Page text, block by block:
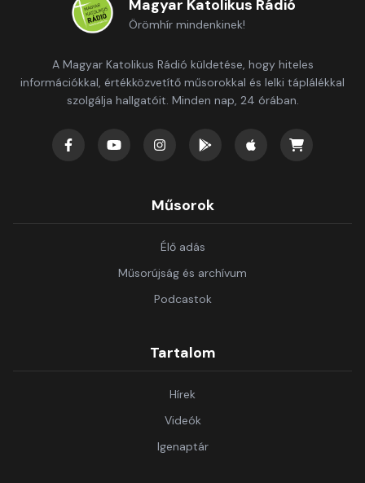
Magyar Katolikus Rádió
Örömhír mindenkinek!
A Magyar Katolikus Rádió küldetése, hogy hiteles
információkkal, értékközvetítő műsorokkal és lelki táplálékkal
szolgálja hallgatóit. Minden nap, 24 órában.
Műsorok
Élő adás
Műsorújság és archívum
Podcastok
Tartalom
Hírek
Videók
Igenaptár